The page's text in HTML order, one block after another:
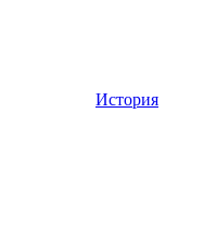
История